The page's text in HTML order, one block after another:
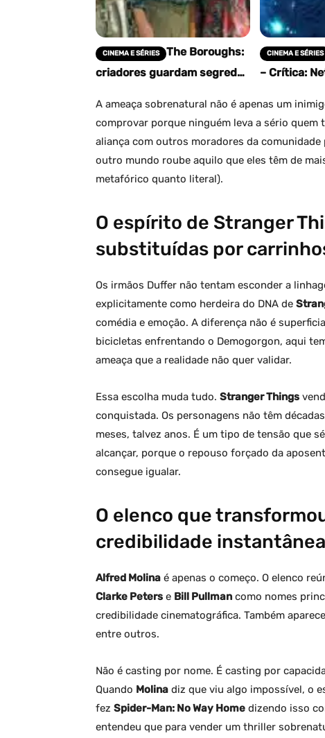
CINEMA E SÉRIES
The Boroughs:
criadores guardam segredos
e Mother continua sendo o
CINEMA E SÉRIES
– Crítica:
terceira
divertida e
A ameaça sobrenatural não é apenas um
comprovar porque ninguém leva a sério quem
aliança com outros moradores da
outro mundo roube aquilo que eles têm de
metafórico quanto literal).
O espírito de Stranger
substituídas por
Os irmãos Duffer não tentam esconder a
explicitamente como herdeira do DNA de
comédia e emoção. A diferença não é
bicicletas enfrentando o Demogorgon, aqui
ameaça que a realidade não quer validar.
Essa escolha muda tudo. Stranger Things
conquistada. Os personagens não têm
meses, talvez anos. É um tipo de tensão que
alcançar, porque o repouso forçado da
consegue igualar.
O elenco que
credibilidade instantânea
Alfred Molina é apenas o começo. O elenco
Clarke Peters e Bill Pullman como nomes
credibilidade cinematográfica. Também
entre outros.
Não é casting por nome. É casting por
Quando Molina diz que viu algo impossível, o
fez Spider-Man: No Way Home dizendo isso
entendeu que para vender um thriller